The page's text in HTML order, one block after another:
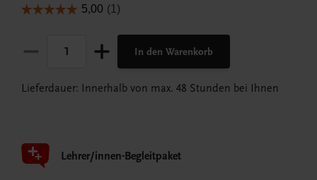
In den Warenkorb
Lieferdauer: Innerhalb von max. 48 Stunden bei Ihnen
Lehrer/innen-Begleitpaket